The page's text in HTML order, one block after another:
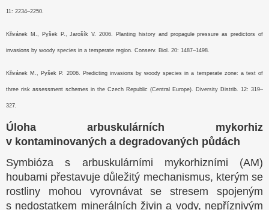
11: 2234–2250.
Křivánek M., Pyšek P., Jarošík V. 2006. Planting history and propagule pressure as predictors of
invasions by woody species in a temperate region. Conserv. Biol. 20: 1487–1498.
Křivánek M., Pyšek P. 2006. Predicting invasions by woody species in a temperate zone: a test of
three risk assessment schemes in the Czech Republic (Central Europe). Diversity Distrib. 12: 319–
327.
Úloha arbuskulárních mykorhiz
v kontaminovaných a degradovaných půdách
Symbióza s arbuskulárními mykorhizními (AM)
houbami přestavuje důležitý mechanismus, kterým se
rostliny mohou vyrovnávat se stresem spojeným
s nedostatkem minerálních živin a vody, nepříznivým